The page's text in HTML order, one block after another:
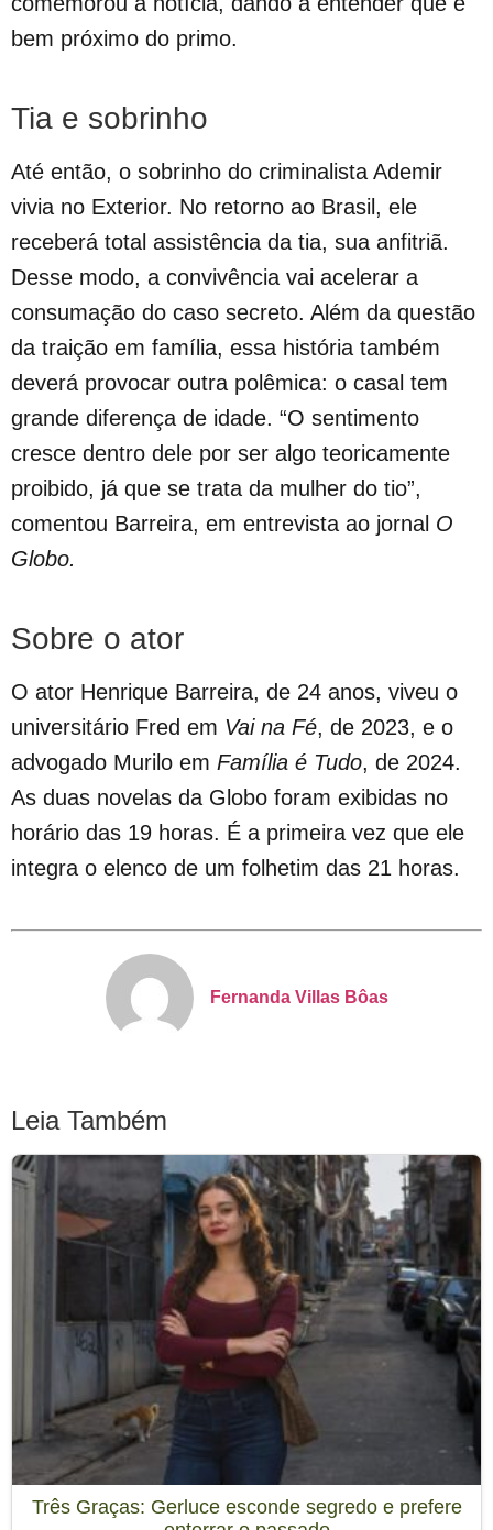
bem próximo do primo.
Tia e sobrinho
Até então, o sobrinho do criminalista Ademir
vivia no Exterior. No retorno ao Brasil, ele
receberá total assistência da tia, sua anfitriã.
Desse modo, a convivência vai acelerar a
consumação do caso secreto. Além da questão
da traição em família, essa história também
deverá provocar outra polêmica: o casal tem
grande diferença de idade. “O sentimento
cresce dentro dele por ser algo teoricamente
proibido, já que se trata da mulher do tio”,
comentou Barreira, em entrevista ao jornal O
Globo.
Sobre o ator
O ator Henrique Barreira, de 24 anos, viveu o
universitário Fred em Vai na Fé, de 2023, e o
advogado Murilo em Família é Tudo, de 2024.
As duas novelas da Globo foram exibidas no
horário das 19 horas. É a primeira vez que ele
integra o elenco de um folhetim das 21 horas.
Fernanda Villas Bôas
Leia Também
Três Graças: Gerluce esconde segredo e prefere